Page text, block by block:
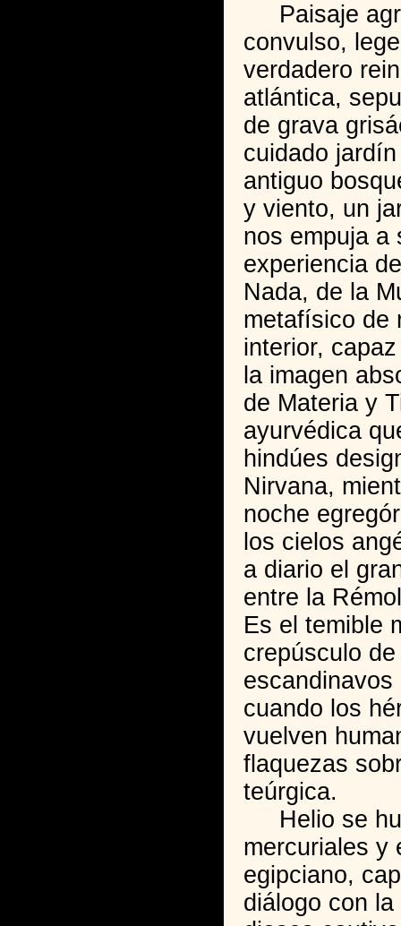
Paisaje
convulso,
verdadero
atlántica,
de grava
cuidado
antiguo
y viento, un
nos empuja a
experiencia
Nada, de la
metafísico de
interior,
la imagen
de Materia y
ayurvédica
hindúes
Nirvana,
noche
los cielos
a diario el
entre la
Es el temible
crepúsculo
escandinavos
cuando los
vuelven
flaquezas
teúrgica.
Helio se
mercuriales y
egipciano,
diálogo con